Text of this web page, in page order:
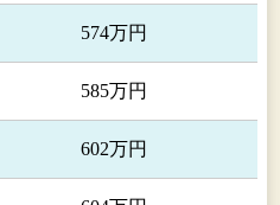
広州三櫻制管有限公司他
における関係会社上海三
各関係会社に対して、内
設備を販売しておりま
574万円
585万円
602万円